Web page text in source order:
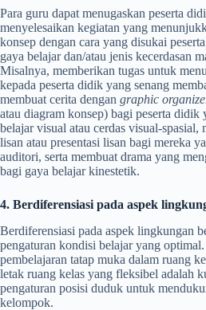
Para guru dapat menugaskan peserta
menyelesaikan kegiatan yang
konsep dengan cara yang disukai
gaya belajar dan/atau jenis kecerdasan
Misalnya, memberikan tugas untuk
kepada peserta didik yang senang
membuat cerita dengan graphic
atau diagram konsep) bagi peserta didik
belajar visual atau cerdas visual-spasial,
lisan atau presentasi lisan bagi mereka
auditori, serta membuat drama yang
bagi gaya belajar kinestetik.
4. Berdiferensiasi pada aspek
Berdiferensiasi pada aspek lingkungan
pengaturan kondisi belajar yang
pembelajaran tatap muka dalam ruang
letak ruang kelas yang fleksibel adalah
pengaturan posisi duduk untuk
kelompok.